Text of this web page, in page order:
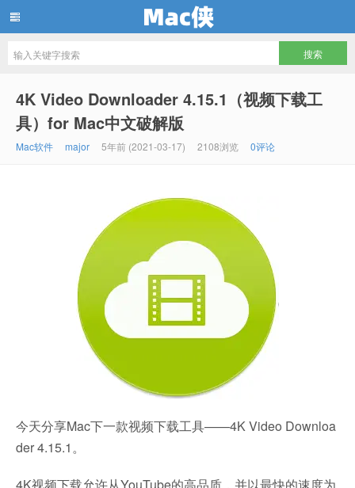
4K Video Downloader 4.15.1（视频下载工
具）for Mac中文破解版
Mac软件 major 5年前 (2021-03-17) 2108浏览 0评论
今天分享Mac下一款视频下载工具——4K Video Downloa
der 4.15.1。